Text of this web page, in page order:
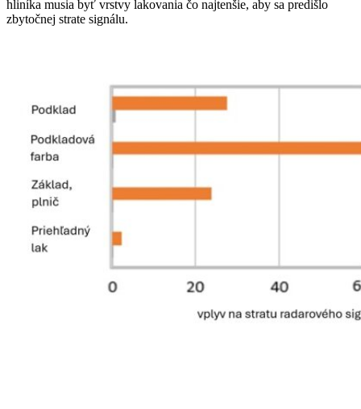
hliníka musia byť vrstvy lakovania čo najtenšie, aby sa predišlo
zbytočnej strate signálu.